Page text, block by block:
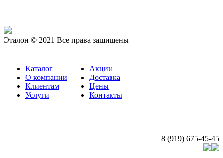
Эталон © 2021 Все права защищены
Каталог
О компании
Клиентам
Услуги
Акции
Доставка
Цены
Контакты
8 (919) 675-45-45